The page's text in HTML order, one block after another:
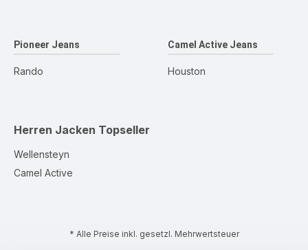
Pioneer Jeans
Rando
Camel Active Jeans
Houston
Herren Jacken Topseller
Wellensteyn
Camel Active
* Alle Preise inkl. gesetzl. Mehrwertsteuer